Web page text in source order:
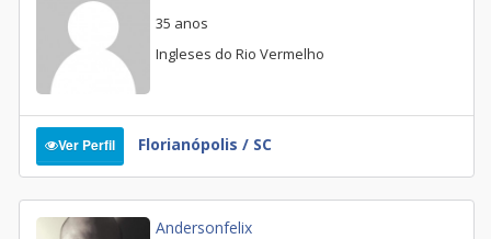
35 anos
Ingleses do Rio Vermelho
Ver Perfil Florianópolis / SC
Andersonfelix